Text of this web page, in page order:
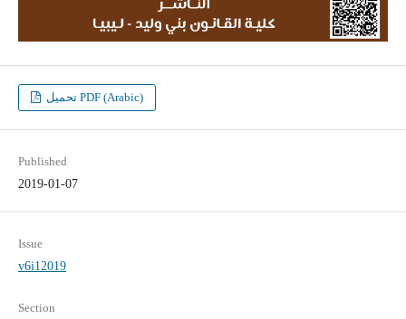
تحميل PDF (Arabic)
Published
2019-01-07
Issue
v6i12019
Section